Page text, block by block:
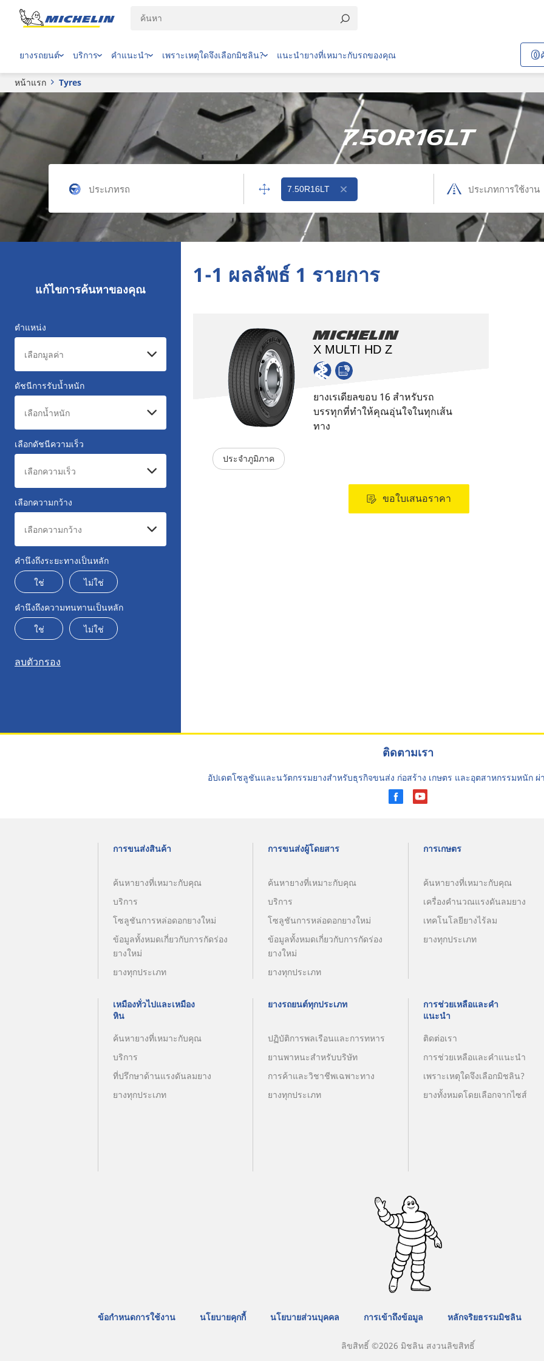
ยางรถยนต์ บริการ คำแนะนำ เพราะเหตุใดจึงเลือกมิชลิน? แนะนำยางที่เหมาะกับรถของคุณ
หน้าแรก Tyres
7.50R16LT
7.50R16LT
แก้ไขการค้นหาของคุณ
ตำแหน่ง
ดัชนีการรับน้ำหนัก
เลือกดัชนีความเร็ว
เลือกความกว้าง
คำนึงถึงระยะทางเป็นหลัก
ใช่
ไม่ใช่
คำนึงถึงความทนทานเป็นหลัก
ใช่
ไม่ใช่
ลบตัวกรอง
1-1 ผลลัพธ์ 1 รายการ
Michelin
X MULTI HD Z
ยางเรเดียลขอบ 16 สำหรับรถ
บรรทุกที่ทำให้คุณอุ่นใจในทุกเส้น
ทาง
ประจำภูมิภาค
ขอใบเสนอราคา
ติดตามเรา
อัปเดตโซลูชันและนวัตกรรมยางสำหรับธุรกิจขนส่ง ก่อสร้าง เกษตร และอุตสาหกรรมหนัก ผ่
การขนส่งสินค้า
ค้นหายางที่เหมาะกับคุณ
บริการ
โซลูชันการหล่อดอกยางใหม่
ข้อมูลทั้งหมดเกี่ยวกับการกัดร่อง
ยางใหม่
ยางทุกประเภท
การขนส่งผู้โดยสาร
ค้นหายางที่เหมาะกับคุณ
บริการ
โซลูชันการหล่อดอกยางใหม่
ข้อมูลทั้งหมดเกี่ยวกับการกัดร่อง
ยางใหม่
ยางทุกประเภท
การเกษตร
ค้นหายางที่เหมาะกับคุณ
เครื่องคำนวณแรงดันลมยาง
เทคโนโลยียางไร้ลม
ยางทุกประเภท
เหมืองทั่วไปและเหมือง
หิน
ค้นหายางที่เหมาะกับคุณ
บริการ
ที่ปรึกษาด้านแรงดันลมยาง
ยางทุกประเภท
ยางรถยนต์ทุกประเภท
ปฏิบัติการพลเรือนและการทหาร
ยานพาหนะสำหรับบริษัท
การค้าและวิชาชีพเฉพาะทาง
ยางทุกประเภท
การช่วยเหลือและคำ
แนะนำ
ติดต่อเรา
การช่วยเหลือและคำแนะนำ
เพราะเหตุใดจึงเลือกมิชลิน?
ยางทั้งหมดโดยเลือกจากไซส์
ข้อกำหนดการใช้งาน นโยบายคุกกี้ นโยบายส่วนบุคคล การเข้าถึงข้อมูล หลักจริยธรรมมิชลิน
ลิขสิทธิ์ ©2026 มิชลิน สงวนลิขสิทธิ์